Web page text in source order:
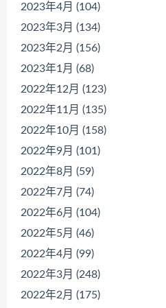
2023年4月 (104)
2023年3月 (134)
2023年2月 (156)
2023年1月 (68)
2022年12月 (123)
2022年11月 (135)
2022年10月 (158)
2022年9月 (101)
2022年8月 (59)
2022年7月 (74)
2022年6月 (104)
2022年5月 (46)
2022年4月 (99)
2022年3月 (248)
2022年2月 (175)